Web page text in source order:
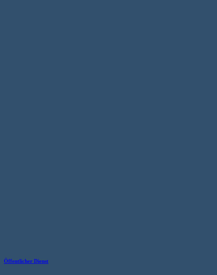
Öffentlicher Dienst